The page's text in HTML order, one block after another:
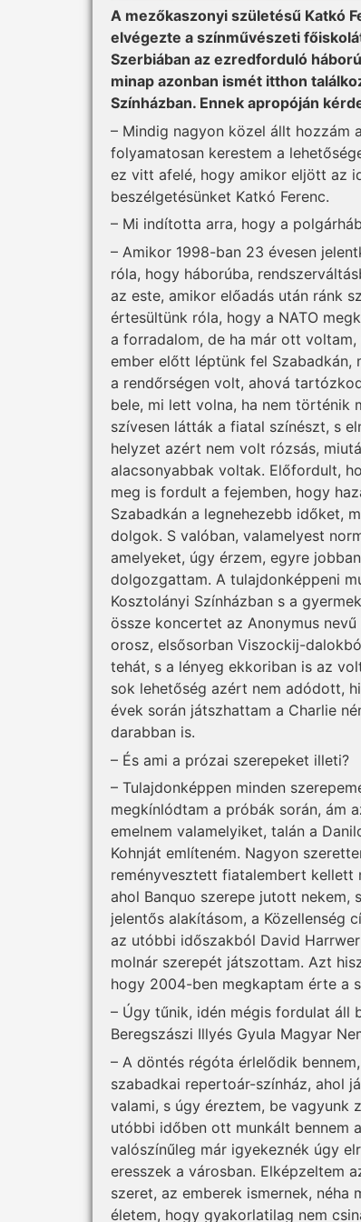
A mezőkaszonyi születésű Katkó
elvégezte a színművészeti
Szerbiában az ezredforduló
minap azonban ismét itthon
Színházban. Ennek apropóján
– Mindig nagyon közel állt hozzám
folyamatosan kerestem a
ez vitt afelé, hogy amikor eljött az
beszélgetésünket Katkó Ferenc.
– Mi indította arra, hogy a
– Amikor 1998-ban 23 évesen
róla, hogy háborúba,
az este, amikor előadás után ránk
értesültünk róla, hogy a NATO
a forradalom, de ha már ott
ember előtt léptünk fel Szabadkán,
a rendőrségen volt, ahová
bele, mi lett volna, ha nem történik
szívesen látták a fiatal színészt, s
helyzet azért nem volt rózsás,
alacsonyabbak voltak. Előfordult,
meg is fordult a fejemben, hogy
Szabadkán a legnehezebb időket,
dolgok. S valóban, valamelyest
amelyeket, úgy érzem, egyre
dolgozgattam. A tulajdonképpeni
Kosztolányi Színházban s a
össze koncertet az Anonymus
orosz, elsősorban Viszockij-
tehát, s a lényeg ekkoriban is az
sok lehetőség azért nem adódott,
évek során játszhattam a Charlie
darabban is.
– És ami a prózai szerepeket illeti?
– Tulajdonképpen minden
megkínlódtam a próbák során, ám
emelnem valamelyiket, talán a
Kohnját említeném. Nagyon
reményvesztett fiatalembert kellett
ahol Banquo szerepe jutott
jelentős alakításom, a Közellenség
az utóbbi időszakból David
molnár szerepét játszottam. Azt
hogy 2004-ben megkaptam érte a
– Úgy tűnik, idén mégis fordulat áll
Beregszászi Illyés Gyula Magyar
– A döntés régóta érlelődik
szabadkai repertoár-színház, ahol
valami, s úgy éreztem, be vagyunk
utóbbi időben ott munkált bennem
valószínűleg már igyekeznék úgy
eresszek a városban. Elképzeltem
szeret, az emberek ismernek,
életem, hogy gyakorlatilag nem